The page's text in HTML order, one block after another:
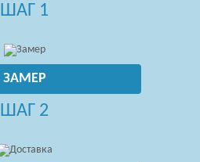
ШАГ 1
ЗАМЕР
ШАГ 2